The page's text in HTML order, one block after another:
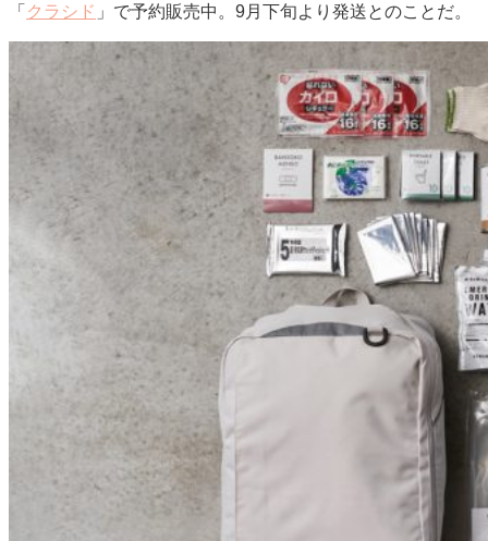
「 クラシド 」で予約販売中。9月下旬より発送とのことだ。